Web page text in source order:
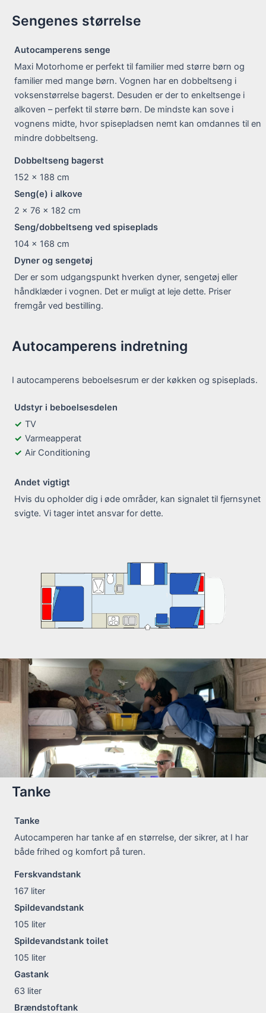
Sengenes størrelse
Autocamperens senge
Maxi Motorhome er perfekt til familier med større børn og
familier med mange børn. Vognen har en dobbeltseng i
voksenstørrelse bagerst. Desuden er der to enkeltsenge i
alkoven – perfekt til større børn. De mindste kan sove i
vognens midte, hvor spisepladsen nemt kan omdannes til en
mindre dobbeltseng.
Dobbeltseng bagerst
152 x 188 cm
Seng(e) i alkove
2 x 76 x 182 cm
Seng/dobbeltseng ved spiseplads
104 x 168 cm
Dyner og sengetøj
Der er som udgangspunkt hverken dyner, sengetøj eller
håndklæder i vognen. Det er muligt at leje dette. Priser
fremgår ved bestilling.
Autocamperens indretning
I autocamperens beboelsesrum er der køkken og spiseplads.
Udstyr i beboelsesdelen
TV
Varmeapperat
Air Conditioning
Andet vigtigt
Hvis du opholder dig i øde områder, kan signalet til fjernsynet
svigte. Vi tager intet ansvar for dette.
Tanke
Tanke
Autocamperen har tanke af en størrelse, der sikrer, at I har
både frihed og komfort på turen.
Ferskvandstank
167 liter
Spildevandstank
105 liter
Spildevandstank toilet
105 liter
Gastank
63 liter
Brændstoftank